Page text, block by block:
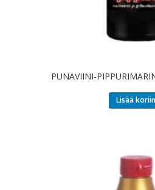
PUNAVIINI-
Lisää koriin